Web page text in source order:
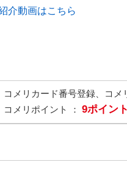
介動画はこちら
コメリカード番号登録、コメ
コメリポイント ： 9ポイン